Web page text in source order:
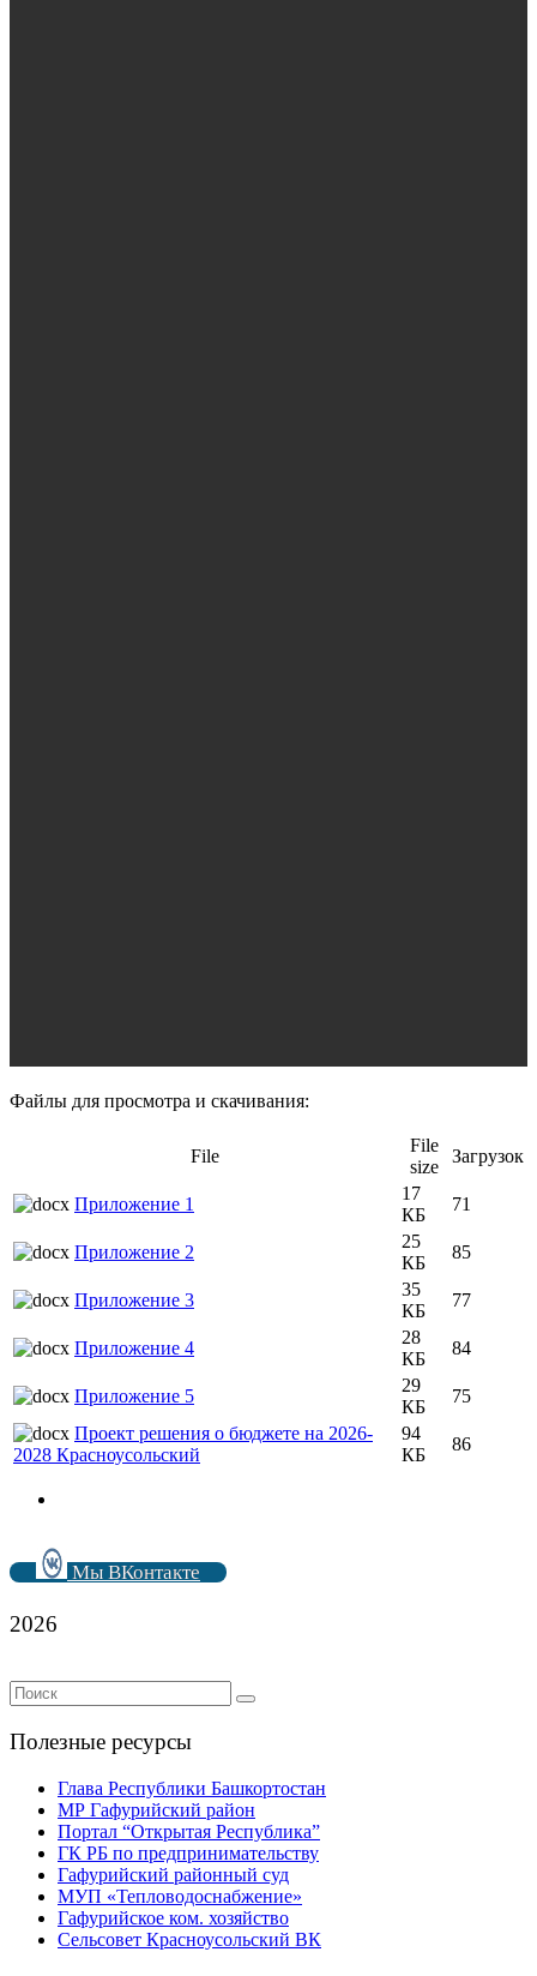
Файлы для просмотра и скачивания:
File
File
size
Загрузок
Приложение 1
17
КБ
71
Приложение 2
25
КБ
85
Приложение 3
35
КБ
77
Приложение 4
28
КБ
84
Приложение 5
29
КБ
75
Проект решения о бюджете на 2026-
2028 Красноусольский
94
КБ
86
Мы ВКонтакте
2026
Полезные ресурсы
Глава Республики Башкортостан
МР Гафурийский район
Портал “Открытая Республика”
ГК РБ по предпринимательству
Гафурийский районный суд
МУП «Тепловодоснабжение»
Гафурийское ком. хозяйство
Сельсовет Красноусольский ВК